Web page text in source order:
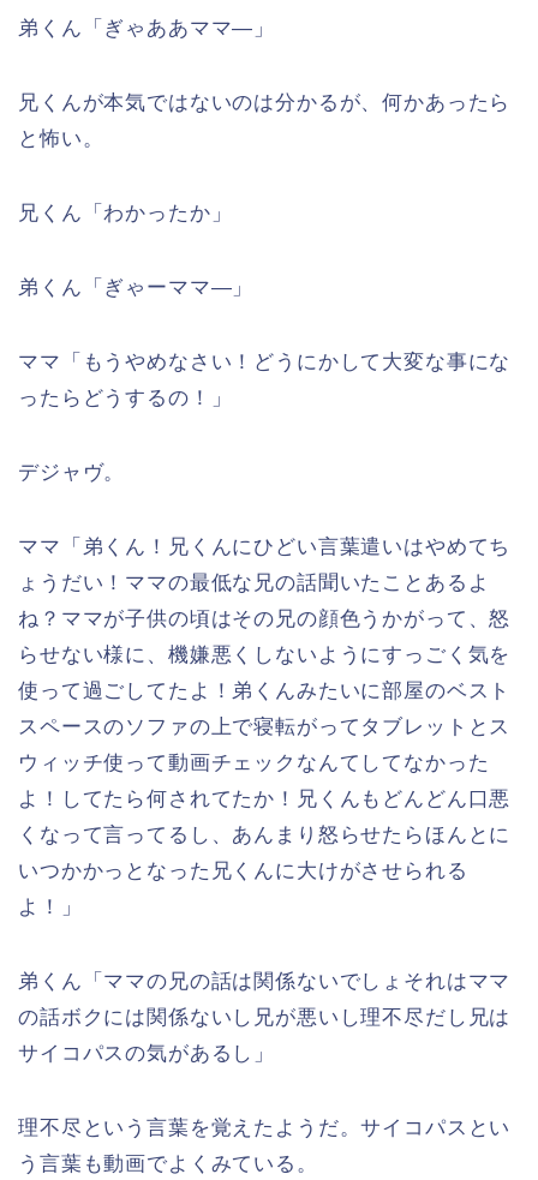
弟くん「ぎゃああママ―」
兄くんが本気ではないのは分かるが、何かあったら
と怖い。
兄くん「わかったか」
弟くん「ぎゃーママ―」
ママ「もうやめなさい！どうにかして大変な事にな
ったらどうするの！」
デジャヴ。
ママ「弟くん！兄くんにひどい言葉遣いはやめてち
ょうだい！ママの最低な兄の話聞いたことあるよ
ね？ママが子供の頃はその兄の顔色うかがって、怒
らせない様に、機嫌悪くしないようにすっごく気を
使って過ごしてたよ！弟くんみたいに部屋のベスト
スペースのソファの上で寝転がってタブレットとス
ウィッチ使って動画チェックなんてしてなかった
よ！してたら何されてたか！兄くんもどんどん口悪
くなって言ってるし、あんまり怒らせたらほんとに
いつかかっとなった兄くんに大けがさせられる
よ！」
弟くん「ママの兄の話は関係ないでしょそれはママ
の話ボクには関係ないし兄が悪いし理不尽だし兄は
サイコパスの気があるし」
理不尽という言葉を覚えたようだ。サイコパスとい
う言葉も動画でよくみている。